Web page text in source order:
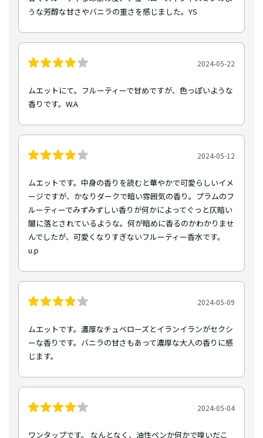
うな芳醇な甘さやバニラの重さを感じました。YS
2024-05-22
ムエットにて。フルーティーで甘めですが、色っぽいような
香りです。W.A
2024-05-12
ムエットです。中身の香りを読むと華やかで可愛らしいイメ
ージですが、かなりダークで暗い雰囲気の香り。プラムのフ
ルーティーでみずみずしい香りが何かによってぐっと仄暗い
闇に落とされているような。何が暗めに香るのかわかりませ
んでしたが、可愛くなりすぎないフルーティー香水です。
u.p
2024-05-09
ムエットです。濃厚なチュベローズとイランイランがセクシ
ーな香りです。バニラの甘さもあって濃厚な大人の香りに感
じます。
2024-05-04
ワンタップです。 なんとなく、油性ペンか何かで嗅いだこ